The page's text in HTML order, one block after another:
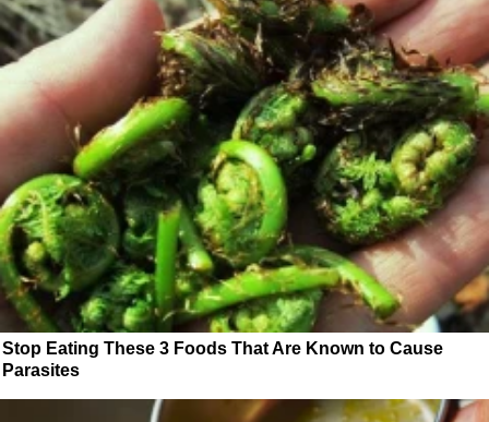
Stop Eating These 3 Foods That Are Known to Cause
Parasites